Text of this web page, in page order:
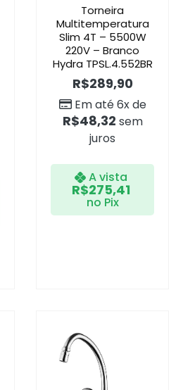
Torneira
Multitemperatura
Slim 4T – 5500W
220V – Branco
Hydra TPSL.4.552BR
R$289,90
Em até 6x de
R$48,32 sem
juros
A vista
R$275,41
no Pix